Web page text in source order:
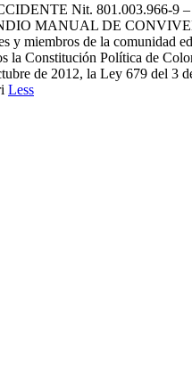
Nit. 801.003.966-9 –
MANUAL DE
y miembros de la comunidad
la Constitución Política de
de 2012, la Ley 679 del 3
Less